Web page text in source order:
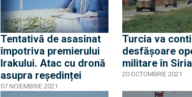
Tentativă de asasinat
împotriva premierului
Irakului. Atac cu dronă
asupra reședinței
07 NOIEMBRIE 2021
Turcia va
desfășoare
militare în
20 OCTOMBRIE 2021